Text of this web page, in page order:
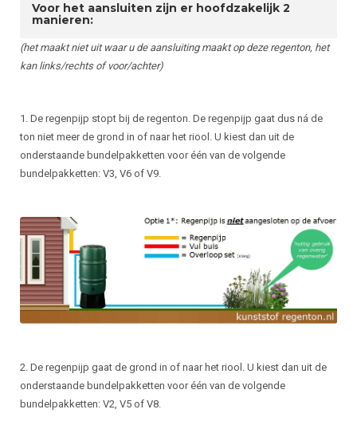
Voor het aansluiten zijn er hoofdzakelijk 2
manieren:
(het maakt niet uit waar u de aansluiting maakt op deze regenton, het
kan links/rechts of voor/achter)
1. De regenpijp stopt bij de regenton. De regenpijp gaat dus ná de
ton niet meer de grond in of naar het riool. U kiest dan uit de
onderstaande bundelpakketten voor één van de volgende
bundelpakketten: V3, V6 of V9.
2. De regenpijp gaat de grond in of naar het riool. U kiest dan uit de
onderstaande bundelpakketten voor één van de volgende
bundelpakketten: V2, V5 of V8.